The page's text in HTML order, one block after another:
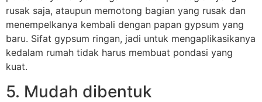
rusak saja, ataupun memotong bagian yang rusak dan
menempelkanya kembali dengan papan gypsum yang
baru. Sifat gypsum ringan, jadi untuk mengaplikasikanya
kedalam rumah tidak harus membuat pondasi yang
kuat.
5. Mudah dibentuk